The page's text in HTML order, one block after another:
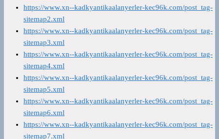
https://www.xn--kadkyantikaalanyerler-kec96k.com/post_tag-
sitemap2.xml
https://www.xn--kadkyantikaalanyerler-kec96k.com/post_tag-
sitemap3.xml
https://www.xn--kadkyantikaalanyerler-kec96k.com/post_tag-
sitemap4.xml
https://www.xn--kadkyantikaalanyerler-kec96k.com/post_tag-
sitemap5.xml
https://www.xn--kadkyantikaalanyerler-kec96k.com/post_tag-
sitemap6.xml
https://www.xn--kadkyantikaalanyerler-kec96k.com/post_tag-
sitemap7.xml